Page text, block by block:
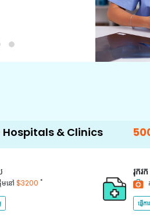
& Clinics 500+
មនៅ $3200 *
រុករក
ផ្ញើ